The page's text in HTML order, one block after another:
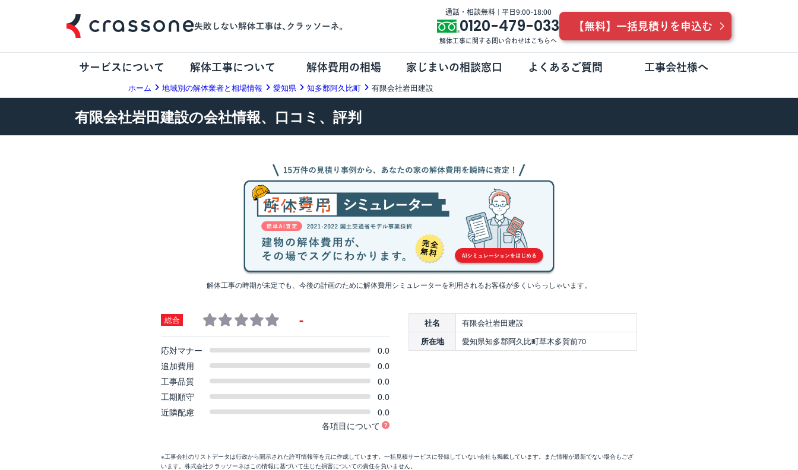
通話・相談無料 | 平日9:00-18:00
0120-479-033
解体工事に関する問い合わせはこちらへ
【無料】一括見積りを申込む
サービスについて 解体工事について 解体費用の相場 家じまいの相談窓口 よくあるご質問 工事会社様へ
ホーム 地域別の解体業者と相場情報 愛知県 知多郡阿久比町 有限会社岩田建設
有限会社岩田建設の会社情報、口コミ、評判
解体工事の時期が未定でも、今後の計画のために解体費用シミュレーターを利用されるお客様が多くいらっしゃいます。
総合 -
応対マナー
0.0
追加費用
0.0
工事品質
0.0
工期順守
0.0
近隣配慮
0.0
各項目について
社名 有限会社岩田建設
所在地 愛知県知多郡阿久比町草木多賀前70
※工事会社のリストデータは行政から開示された許可情報等を元に作成しています。一括見積サービスに登録していない会社も掲載しています。また情報が最新でない場合もござ
います。株式会社クラッソーネはこの情報に基づいて生じた損害についての責任を負いません。